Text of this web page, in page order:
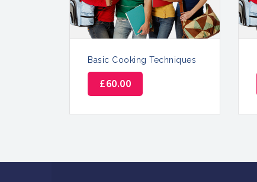
Basic Cooking Techniques
£60.00